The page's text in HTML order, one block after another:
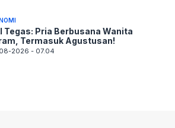
Tegas: Pria Berbusana Wanita
Termasuk Agustusan!
2026 - 07.04